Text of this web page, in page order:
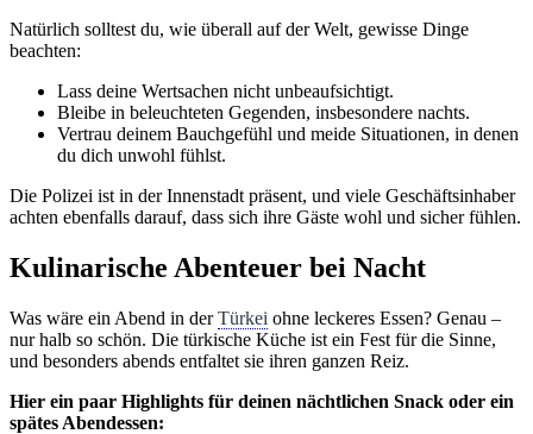
Natürlich solltest du, wie überall auf der Welt, gewisse Dinge
beachten:
Lass deine Wertsachen nicht unbeaufsichtigt.
Bleibe in beleuchteten Gegenden, insbesondere nachts.
Vertrau deinem Bauchgefühl und meide Situationen, in denen
du dich unwohl fühlst.
Die Polizei ist in der Innenstadt präsent, und viele Geschäftsinhaber
achten ebenfalls darauf, dass sich ihre Gäste wohl und sicher fühlen.
Kulinarische Abenteuer bei Nacht
Was wäre ein Abend in derTürkei ohne leckeres Essen? Genau –
nur halb so schön. Die türkische Küche ist ein Fest für die Sinne,
und besonders abends entfaltet sie ihren ganzen Reiz.
Hier ein paar Highlights für deinen nächtlichen Snack oder ein
spätes Abendessen: